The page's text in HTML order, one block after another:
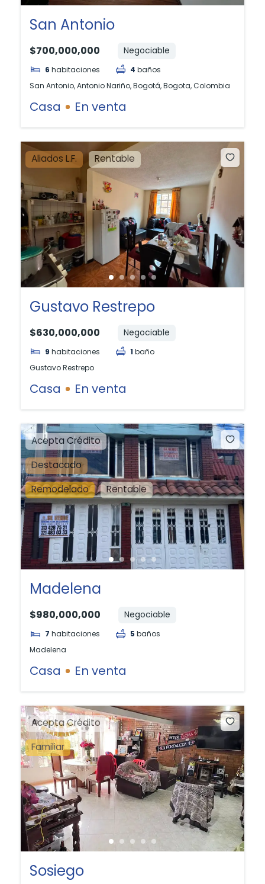
San Antonio
$700,000,000 Negociable
6 habitaciones 4 baños
San Antonio, Antonio Nariño, Bogotá, Bogota, Colombia
Casa En venta
Aliados L.F. Rentable
Gustavo Restrepo
$630,000,000 Negociable
9 habitaciones 1 baño
Gustavo Restrepo
Casa En venta
Acepta Crédito
Destacado
Remodelado
Rentable
Madelena
$980,000,000 Negociable
7 habitaciones 5 baños
Madelena
Casa En venta
Acepta Crédito
Familiar
Sosiego